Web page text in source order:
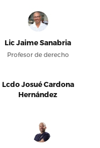
Lic Jaime Sanabria
Profesor de derecho
Lcdo Josué Cardona
Hernández